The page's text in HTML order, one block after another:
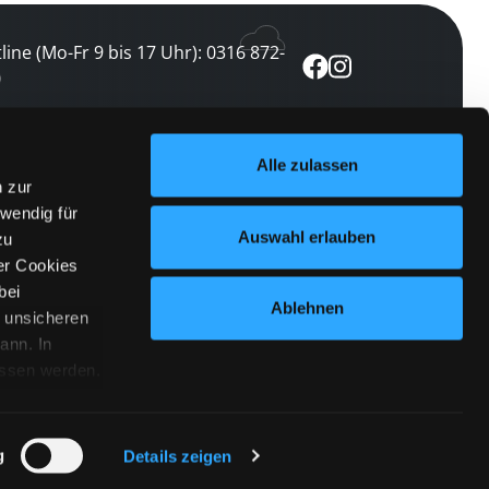
zur
für
Cookies
unsicheren
In
werden.
links
Details zeigen
Alle zulassen
Auswahl erlauben
Ablehnen
(Mo-Fr 9 bis 17 Uhr): 0316 872-
abonnieren
keine Veranstaltung verpassen
abonnieren